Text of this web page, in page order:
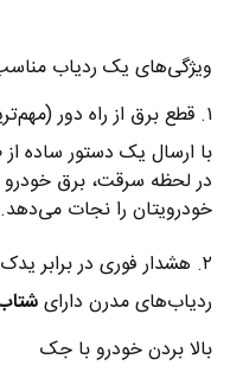
ویژگی‌های یک ردیاب
۱. قطع برق از راه دور (مهم‌ترین ویژگی)
با ارسال یک دستور ساده از
در لحظه سرقت، برق خودرو
خودرویتان را نجات می‌دهد.
۲. هشدار فوری در برابر یدک‌کشی و بالابر
ردیاب‌های مدرن دارای
بالا بردن خودرو با جک